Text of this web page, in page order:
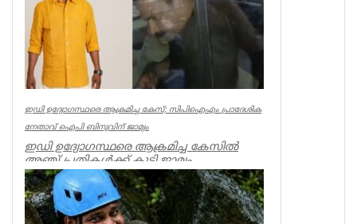
ഇഡി ഉദ്യോഗസ്ഥരെ ആക്രമിച്ച കേസ്; സിപിഐഎം പ്രാദേശിക
നേതാവ് ഐപി ബിനുവിന് ജാമ്യം
ഇഡി ഉദ്യോഗസ്ഥരെ ആക്രമിച്ച കേസില്‍
അഞ്ച് പ്രതികള്‍ക്ക് കൂടി ജാമ്യം.
സിപിഐഎം നേതാവ് ഐപി ബിനു ഉള്‍പ്പട...
Kerala